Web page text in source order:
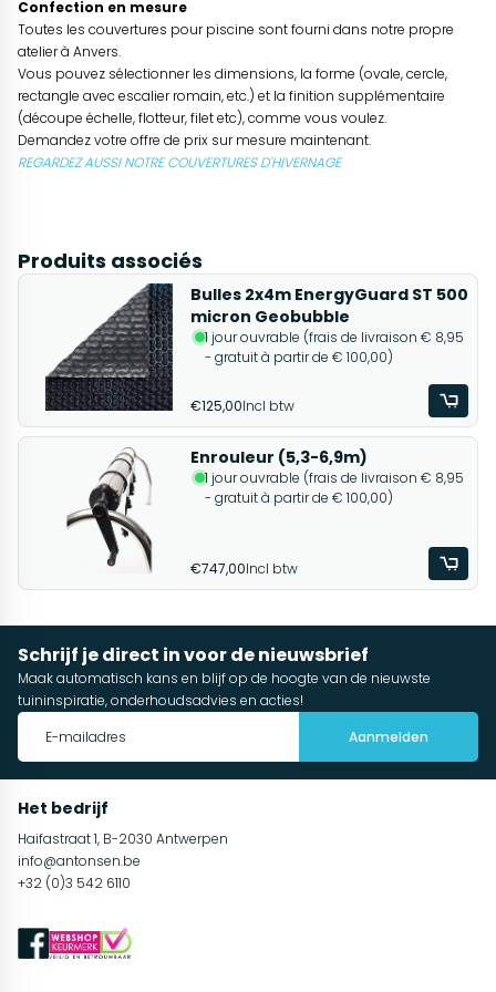
Confection en mesure
Toutes les couvertures pour piscine sont fourni dans notre propre
atelier à Anvers.
Vous pouvez sélectionner les dimensions, la forme (ovale, cercle,
rectangle avec escalier romain, etc.) et la finition supplémentaire
(découpe échelle, flotteur, filet etc), comme vous voulez.
Demandez votre offre de prix sur mesure maintenant.
REGARDEZ AUSSI NOTRE COUVERTURES D'HIVERNAGE
Produits associés
Bulles 2x4m EnergyGuard ST 500
micron Geobubble
1 jour ouvrable (frais de livraison € 8,95
- gratuit à partir de € 100,00)
€125,00Incl btw
Enrouleur (5,3-6,9m)
1 jour ouvrable (frais de livraison € 8,95
- gratuit à partir de € 100,00)
€747,00Incl btw
Schrijf je direct in voor de nieuwsbrief
Maak automatisch kans en blijf op de hoogte van de nieuwste
tuininspiratie, onderhoudsadvies en acties!
Aanmelden
Het bedrijf
Haifastraat 1, B-2030 Antwerpen
info@antonsen.be
+32 (0)3 542 6110